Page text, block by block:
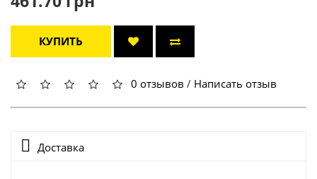
КУПИТЬ
0 отзывов / Написать отзыв
Доставка